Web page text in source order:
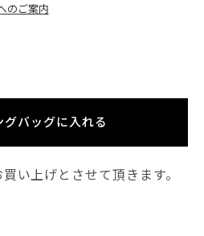
のご案内
グバッグに入れる
い上げとさせて頂きます。